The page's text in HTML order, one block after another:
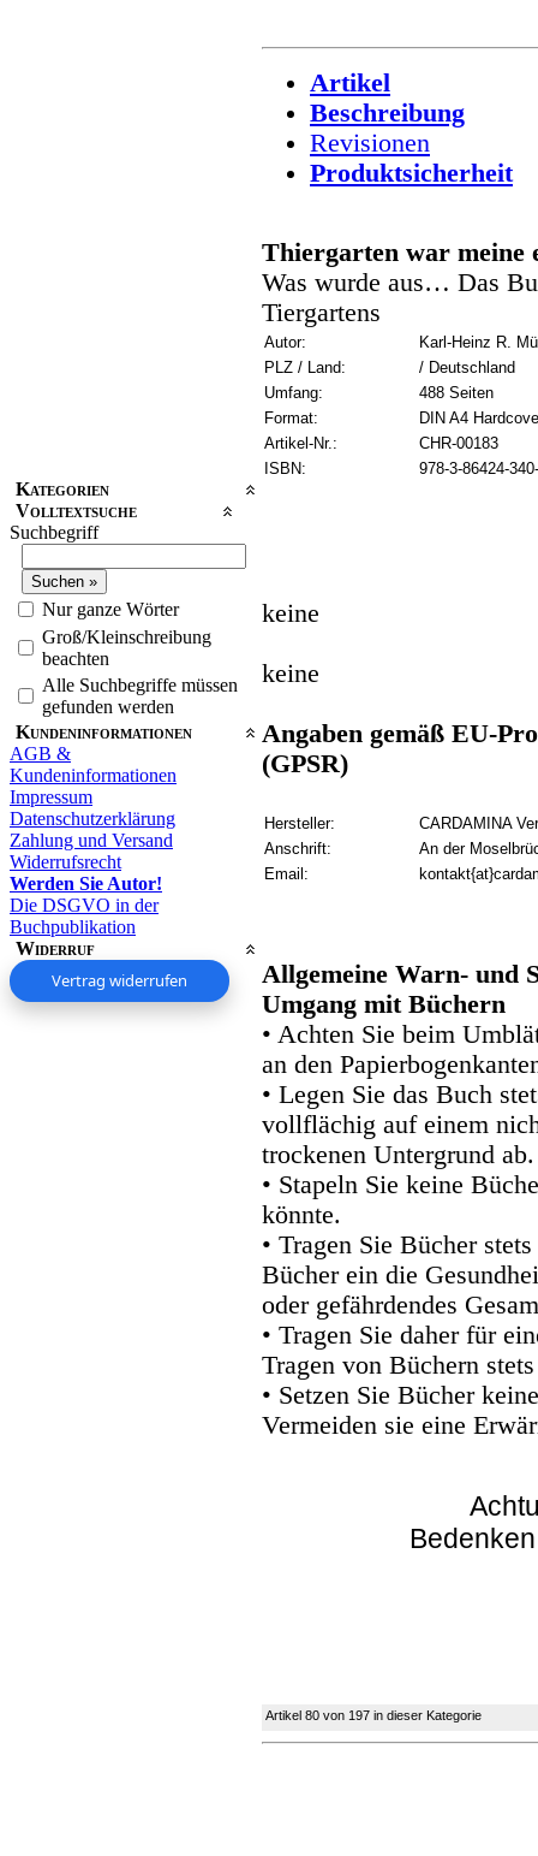
Kategorien
Volltextsuche
Suchbegriff
Nur ganze Wörter
Groß/Kleinschreibung
beachten
Alle Suchbegriffe müssen
gefunden werden
Kundeninformationen
AGB &
Kundeninformationen
Impressum
Datenschutzerklärung
Zahlung und Versand
Widerrufsrecht
Werden Sie Autor!
Die DSGVO in der
Buchpublikation
Widerruf
Vertrag widerrufen
Artikel
Beschreibung
Revisionen
Produktsicherheit
Thiergarten war meine
Was wurde aus… Das
Tiergartens
Autor:
Karl-Heinz R.
PLZ / Land:
/ Deutschland
Umfang:
488 Seiten
Format:
DIN A4
Artikel-Nr.:
CHR-00183
ISBN:
978-3-86424-
keine
keine
Angaben gemäß EU-
(GPSR)
Hersteller:
CARDAMINA
Anschrift:
An der
Email:
Allgemeine Warn- und
Umgang mit Büchern
• Achten Sie beim
an den
• Legen Sie das Buch
vollflächig auf einem
trockenen Untergrund ab.
• Stapeln Sie keine
könnte.
• Tragen Sie Bücher
Bücher ein die
oder gefährdendes
• Tragen Sie daher für
Tragen von Büchern
• Setzen Sie Bücher
Vermeiden sie eine
Artikel 80 von 197 in dieser Kategorie